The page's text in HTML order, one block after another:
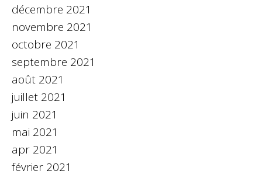
décembre 2021
novembre 2021
octobre 2021
septembre 2021
août 2021
juillet 2021
juin 2021
mai 2021
apr 2021
février 2021